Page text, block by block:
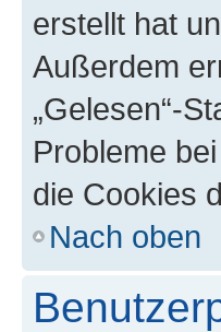
erstellt hat
Außerdem
„Gelesen“-
Probleme
die Cookies
Nach oben